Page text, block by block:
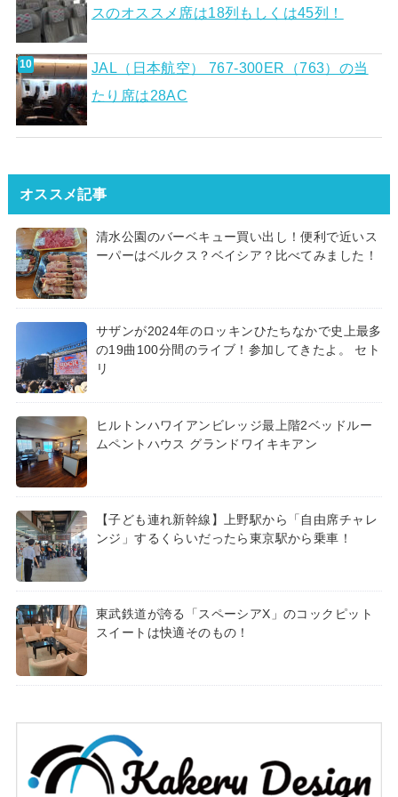
スのオススメ席は18列もしくは45列！
JAL（日本航空） 767-300ER（763）の当
たり席は28AC
オススメ記事
清水公園のバーベキュー買い出し！便利で近いス
ーパーはベルクス？ベイシア？比べてみました！
サザンが2024年のロッキンひたちなかで史上最多
の19曲100分間のライブ！参加してきたよ。 セト
リ
ヒルトンハワイアンビレッジ最上階2ベッドルー
ムペントハウス グランドワイキキアン
【子ども連れ新幹線】上野駅から「自由席チャレ
ンジ」するくらいだったら東京駅から乗車！
東武鉄道が誇る「スペーシアX」のコックピット
スイートは快適そのもの！